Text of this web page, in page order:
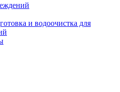
и водоочистка для